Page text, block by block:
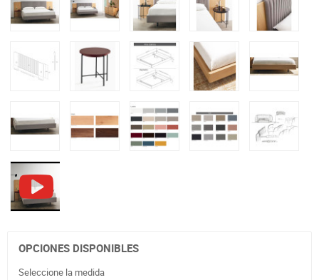
OPCIONES DISPONIBLES
Seleccione la medida